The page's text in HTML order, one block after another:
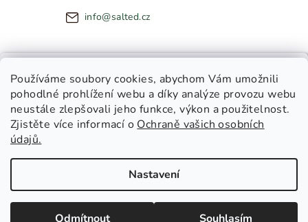
Používáme soubory cookies, abychom Vám umožnili
pohodlné prohlížení webu a díky analýze provozu webu
neustále zlepšovali jeho funkce, výkon a použitelnost.
Zjistěte více informací o Ochraně vašich osobních
údajů.
Nastavení
Odmítnout Souhlasím
info@salted.cz
Copyright 2026SALTED. Všechna práva vyhrazena.Upravit
nastavení cookies
NOVINKY ZE SALTED
Toužíte dostávat novinky z
Salted Home
Salted Kids & Home
Chci být v obraze!